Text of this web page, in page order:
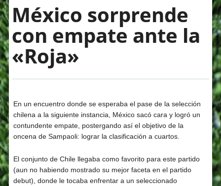
México sorprende
con empate ante la
«Roja»
En un encuentro donde se esperaba el pase de la selección
chilena a la siguiente instancia, México sacó cara y logró un
contundente empate, postergando así el objetivo de la
oncena de Sampaoli: lograr la clasificación a cuartos.
El conjunto de Chile llegaba como favorito para este partido
(aun no habiendo mostrado su mejor faceta en el partido
debut), donde le tocaba enfrentar a un seleccionado